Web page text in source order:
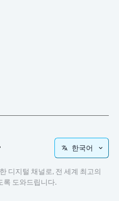
한국어
디지털 채널로, 전 세계 최고의
록 도와드립니다.